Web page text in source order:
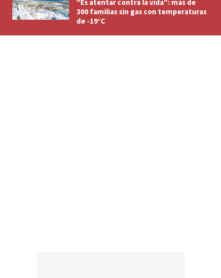
"Es atentar contra la vida": más de
300 familias sin gas con temperaturas
de -19°C